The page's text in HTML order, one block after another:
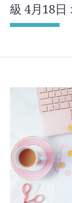
級 4月18